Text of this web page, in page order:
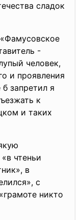
сладок
-
человек,
и проявления
запретил я
к
и таких
чтеньи
в
с
никто